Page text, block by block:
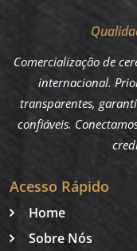
Comercialização de
internacional.
transparentes,
confiáveis.
Acesso Rápido
Home
Sobre Nós